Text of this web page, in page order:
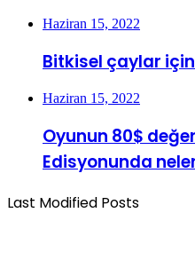
Haziran 15, 2022
Bitkisel çaylar
Haziran 15, 2022
Oyunun 80$
Edisyonunda
Last Modified Posts